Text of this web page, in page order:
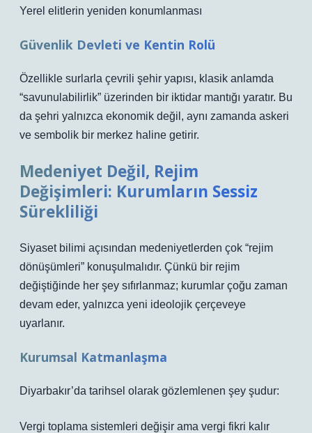
Yerel elitlerin yeniden konumlanması
Güvenlik Devleti ve Kentin Rolü
Özellikle surlarla çevrili şehir yapısı, klasik anlamda
“savunulabilirlik” üzerinden bir iktidar mantığı yaratır. Bu
da şehri yalnızca ekonomik değil, aynı zamanda askeri
ve sembolik bir merkez haline getirir.
Medeniyet Değil, Rejim
Değişimleri: Kurumların Sessiz
Sürekliliği
Siyaset bilimi açısından medeniyetlerden çok “rejim
dönüşümleri” konuşulmalıdır. Çünkü bir rejim
değiştiğinde her şey sıfırlanmaz; kurumlar çoğu zaman
devam eder, yalnızca yeni ideolojik çerçeveye
uyarlanır.
Kurumsal Katmanlaşma
Diyarbakır’da tarihsel olarak gözlemlenen şey şudur:
Vergi toplama sistemleri değişir ama vergi fikri kalır